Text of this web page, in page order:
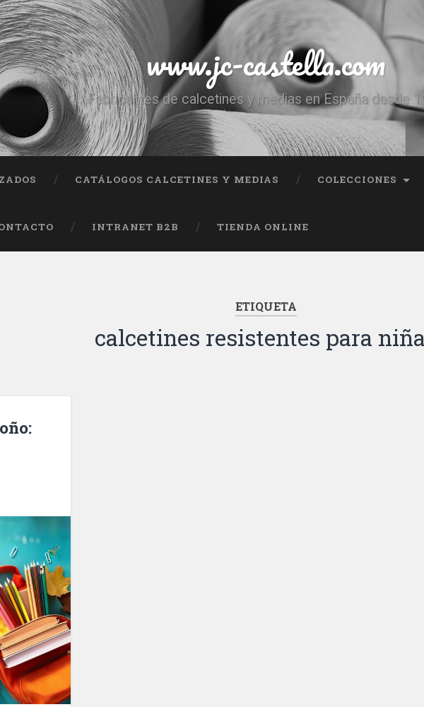
www.jc-castella.com
Fabricantes de calcetines y medias en España desde
CATÁLOGOS CALCETINES Y MEDIAS COLECCIONES
INTRANET B2B TIENDA ONLINE
ETIQUETA
calcetines resistentes para